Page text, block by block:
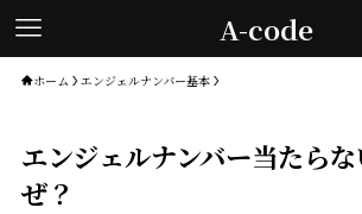
A-code
ホーム エンジェルナンバー基本
エンジェルナンバー当たら
ぜ？